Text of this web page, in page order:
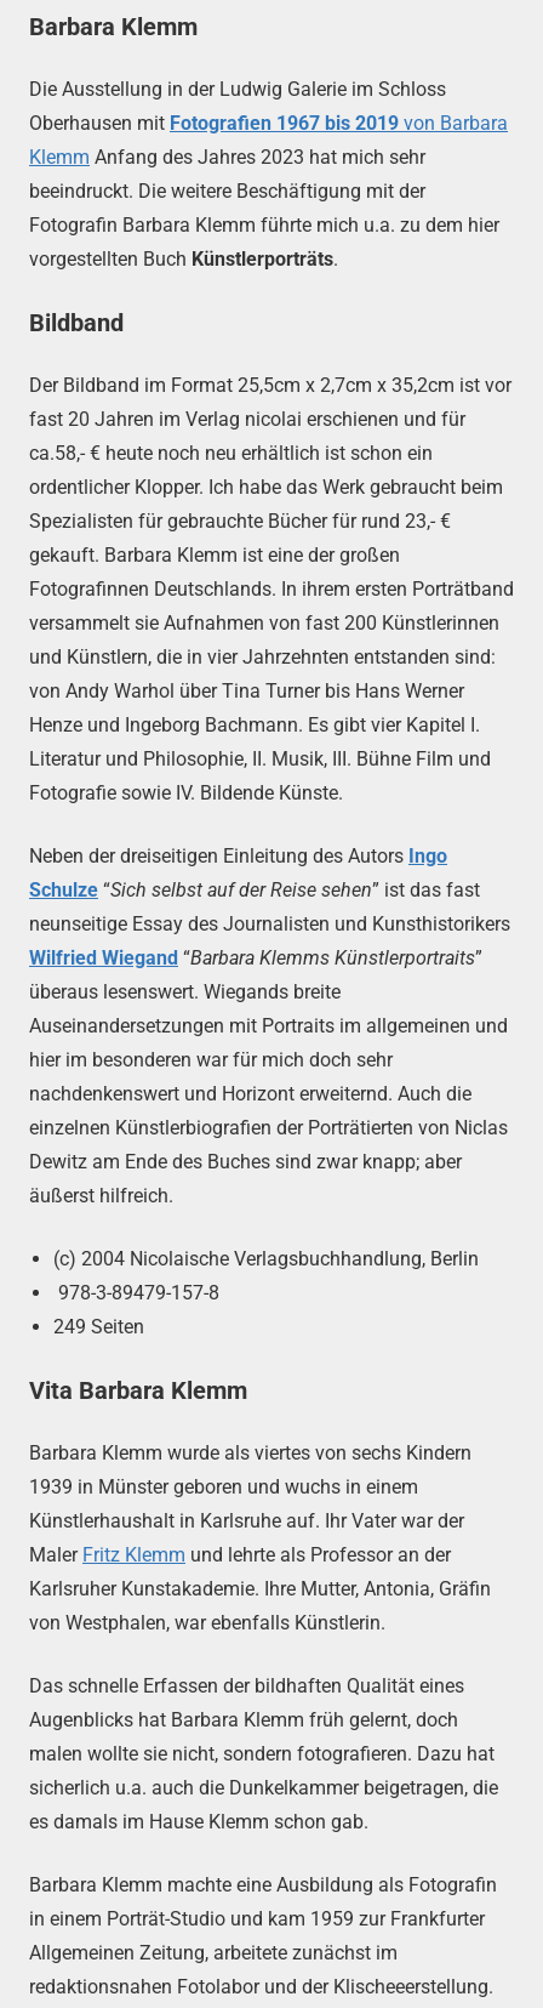
Barbara Klemm
Die Ausstellung in der Ludwig Galerie im Schloss
Oberhausen mit Fotografien 1967 bis 2019 von Barbara
Klemm Anfang des Jahres 2023 hat mich sehr
beeindruckt. Die weitere Beschäftigung mit der
Fotografin Barbara Klemm führte mich u.a. zu dem hier
vorgestellten Buch Künstlerporträts.
Bildband
Der Bildband im Format 25,5cm x 2,7cm x 35,2cm ist vor
fast 20 Jahren im Verlag nicolai erschienen und für
ca.58,- € heute noch neu erhältlich ist schon ein
ordentlicher Klopper. Ich habe das Werk gebraucht beim
Spezialisten für gebrauchte Bücher für rund 23,- €
gekauft. Barbara Klemm ist eine der großen
Fotografinnen Deutschlands. In ihrem ersten Porträtband
versammelt sie Aufnahmen von fast 200 Künstlerinnen
und Künstlern, die in vier Jahrzehnten entstanden sind:
von Andy Warhol über Tina Turner bis Hans Werner
Henze und Ingeborg Bachmann. Es gibt vier Kapitel I.
Literatur und Philosophie, II. Musik, III. Bühne Film und
Fotografie sowie IV. Bildende Künste.
Neben der dreiseitigen Einleitung des Autors Ingo
Schulze “Sich selbst auf der Reise sehen” ist das fast
neunseitige Essay des Journalisten und Kunsthistorikers
Wilfried Wiegand “Barbara Klemms Künstlerportraits”
überaus lesenswert. Wiegands breite
Auseinandersetzungen mit Portraits im allgemeinen und
hier im besonderen war für mich doch sehr
nachdenkenswert und Horizont erweiternd. Auch die
einzelnen Künstlerbiografien der Porträtierten von Niclas
Dewitz am Ende des Buches sind zwar knapp; aber
äußerst hilfreich.
(c) 2004 Nicolaische Verlagsbuchhandlung, Berlin
978-3-89479-157-8
249 Seiten
Vita Barbara Klemm
Barbara Klemm wurde als viertes von sechs Kindern
1939 in Münster geboren und wuchs in einem
Künstlerhaushalt in Karlsruhe auf. Ihr Vater war der
Maler Fritz Klemm und lehrte als Professor an der
Karlsruher Kunstakademie. Ihre Mutter, Antonia, Gräfin
von Westphalen, war ebenfalls Künstlerin.
Das schnelle Erfassen der bildhaften Qualität eines
Augenblicks hat Barbara Klemm früh gelernt, doch
malen wollte sie nicht, sondern fotografieren. Dazu hat
sicherlich u.a. auch die Dunkelkammer beigetragen, die
es damals im Hause Klemm schon gab.
Barbara Klemm machte eine Ausbildung als Fotografin
in einem Porträt-Studio und kam 1959 zur Frankfurter
Allgemeinen Zeitung, arbeitete zunächst im
redaktionsnahen Fotolabor und der Klischeeerstellung.